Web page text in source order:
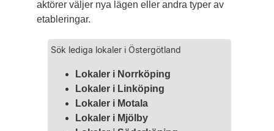
aktörer väljer nya lägen eller andra typer av
etableringar.
Sök lediga lokaler i Östergötland
Lokaler i Norrköping
Lokaler i Linköping
Lokaler i Motala
Lokaler i Mjölby